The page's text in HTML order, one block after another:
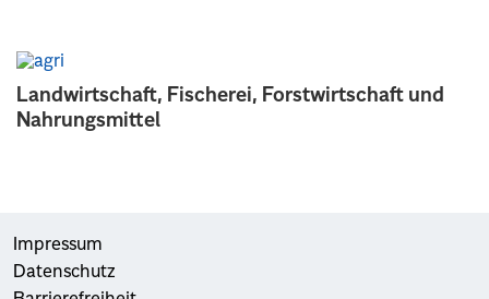
Landwirtschaft, Fischerei, Forstwirtschaft und
Nahrungsmittel
Impressum
Datenschutz